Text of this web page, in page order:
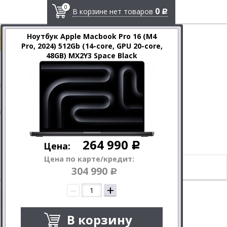
0 В корзине нет товаров 0 Р
или в чате
Оплата и доставка
+7 (8442) 29-70-90
+7 (988) 019-55-00
+7 (8443) 20-50-90
Еще товары
226
iPhone
48GB) MX2Y3 Space Black
Ноутбук Apple Macbook Pro 16 (M4
Pro, 2024) 512Gb (14-core, GPU 20-core,
48GB) MX2Y3 Space Black
Цена: 264 990 Р
Цена по карте/кредит:
304 990 Р
– +
В корзину